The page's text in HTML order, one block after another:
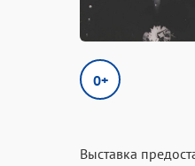
0+
Выставка